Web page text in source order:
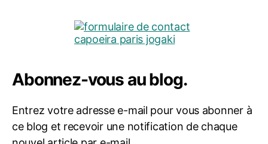
Abonnez-vous au blog.
Entrez votre adresse e-mail pour vous abonner à
ce blog et recevoir une notification de chaque